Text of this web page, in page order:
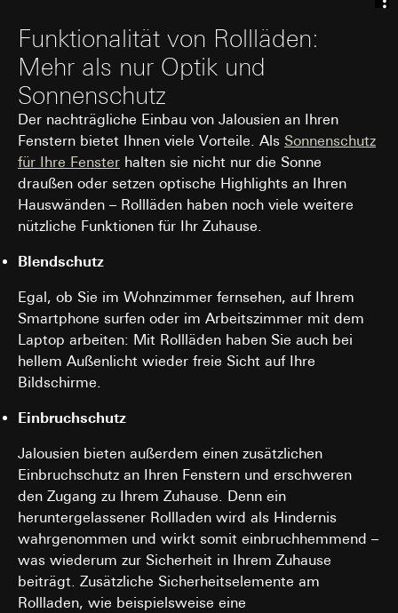
Funktionalität von Rollläden:
Mehr als nur Optik und
Sonnenschutz
Der nachträgliche Einbau von Jalousien an Ihren
Fenstern bietet Ihnen viele Vorteile. Als Sonnenschutz
für Ihre Fenster halten sie nicht nur die Sonne
draußen oder setzen optische Highlights an Ihren
Hauswänden – Rollläden haben noch viele weitere
nützliche Funktionen für Ihr Zuhause.
Blendschutz
Egal, ob Sie im Wohnzimmer fernsehen, auf Ihrem
Smartphone surfen oder im Arbeitszimmer mit dem
Laptop arbeiten: Mit Rollläden haben Sie auch bei
hellem Außenlicht wieder freie Sicht auf Ihre
Bildschirme.
Einbruchschutz
Jalousien bieten außerdem einen zusätzlichen
Einbruchschutz an Ihren Fenstern und erschweren
den Zugang zu Ihrem Zuhause. Denn ein
heruntergelassener Rollladen wird als Hindernis
wahrgenommen und wirkt somit einbruchhemmend –
was wiederum zur Sicherheit in Ihrem Zuhause
beiträgt. Zusätzliche Sicherheitselemente am
Rollladen, wie beispielsweise eine